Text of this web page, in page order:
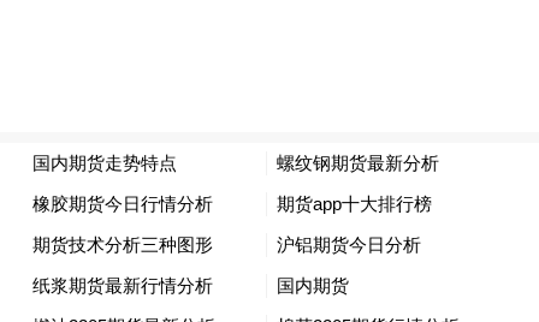
报名方式：
中奖公布：5月22日将通过短信及萧山智慧文